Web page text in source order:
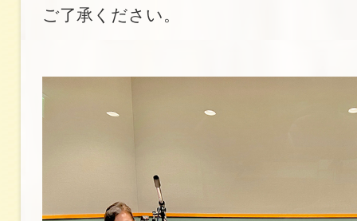
ご了承ください。